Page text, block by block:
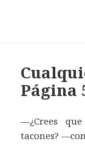
Página
—¿Crees
tacones?